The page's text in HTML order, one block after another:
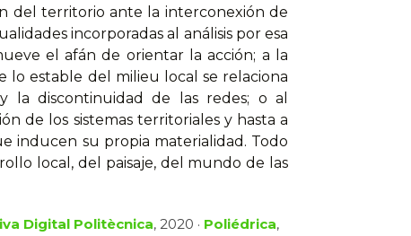
del territorio ante la interconexión de
incorporadas al análisis por esa
el afán de orientar la acción; a la
lo estable del milieu local se relaciona
la discontinuidad de las redes; o al
de los sistemas territoriales y hasta a
inducen su propia materialidad. Todo
local, del paisaje, del mundo de las
Digital Politècnica, 2020 · Poliédrica,